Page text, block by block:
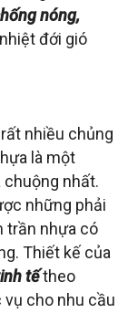
nóng,
đới gió
nhiều chủng
là một
nhất.
những phải
trần nhựa có
Thiết kế của
tếtheo
vụ cho nhu cầu